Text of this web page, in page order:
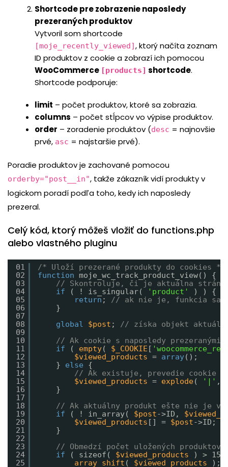
Shortcode pre zobrazenie naposledy
prezeraných produktov
Vytvoril som shortcode
[moje_recently_viewed], ktorý načíta zoznam
ID produktov z cookie a zobrazí ich pomocou
WooCommerce [products] shortcode.
Shortcode podporuje:
limit – počet produktov, ktoré sa zobrazia.
columns – počet stĺpcov vo výpise produktov.
order – zoradenie produktov (desc = najnovšie
prvé, asc = najstaršie prvé).
Poradie produktov je zachované pomocou
orderby="post__in", takže zákazník vidí produkty v
logickom poradí podľa toho, kedy ich naposledy
prezeral.
Celý kód, ktorý môžeš vložiť do functions.php
alebo vlastného pluginu
01
02
03
04
05
06
07
08
09
10
11
12
13
14
15
16
17
18
19
20
21
22
23
24
25
/* Uloží prezerané produkty do cookies */
function moje_wc_track_product_view() {
// Skontroluje, či je aktuálna
if
( ! is_singular( 'product'
) ) {
return ; // ak nie je, funkcia sa
}
global
$post ; // získa objekt
// Ak cookie s naposledy
if
( empty( $_COOKIE [
$viewed_products = array();
} else
{
// Ak existuje, prevedie cookie
$viewed_products = explode( '|' ,
}
// Ak aktuálny produkt ešte nie je v
if
( ! in_array( $post->ID,
$viewed_products [] = $post->ID;
}
// Obmedzí počet uložených
if
( sizeof( $viewed_products
) > 15
array_shift ( $viewed_products
);